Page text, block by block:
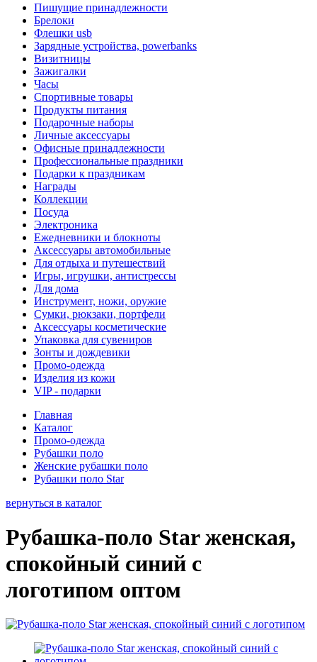
Пишущие принадлежности
Брелоки
Флешки usb
Зарядные устройства, powerbanks
Визитницы
Зажигалки
Часы
Спортивные товары
Продукты питания
Подарочные наборы
Личные аксессуары
Офисные принадлежности
Профессиональные праздники
Подарки к праздникам
Награды
Коллекции
Посуда
Электроника
Ежедневники и блокноты
Аксессуары автомобильные
Для отдыха и путешествий
Игры, игрушки, антистрессы
Для дома
Инструмент, ножи, оружие
Сумки, рюкзаки, портфели
Аксессуары косметические
Упаковка для сувениров
Зонты и дождевики
Промо-одежда
Изделия из кожи
VIP - подарки
Главная
Каталог
Промо-одежда
Рубашки поло
Женские рубашки поло
Рубашки поло Star
вернуться в каталог
Рубашка-поло Star женская,
спокойный синий с
логотипом оптом